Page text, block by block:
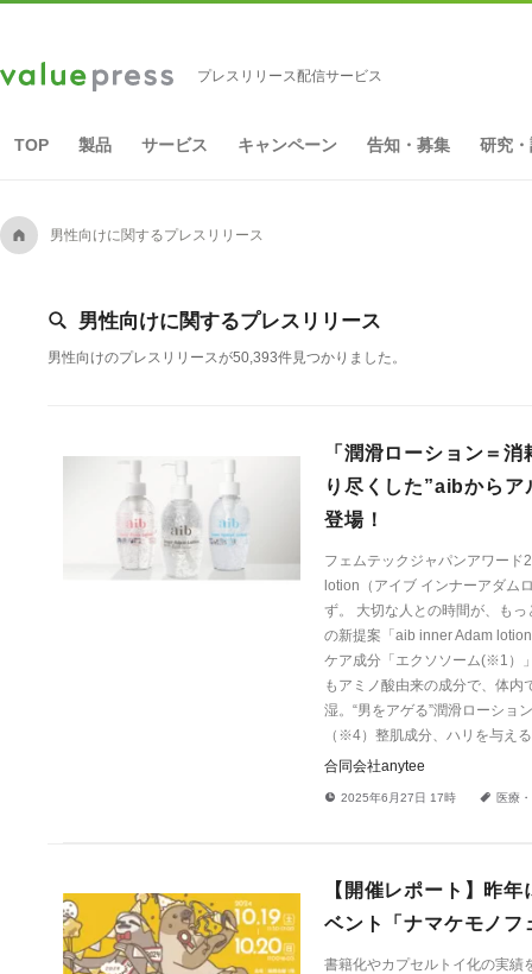
プレスリリース配信サービス
TOP 製品 サービス キャンペーン 告知・募集 研究
A 男性向けに関するプレスリリース
[ 男性向けに関するプレスリリース
男性向けのプレスリリースが50,393件見つかりました。
「潤滑ローション＝
り尽くした”aibから
登場！
フェムテックジャパンアワー
lotion（アイブ インナーアダム
ず。 大切な人との時間が、も
の新提案「aib inner Adam
ケア成分「エクソソーム(※1）
もアミノ酸由来の成分で、体
湿。“男をアゲる”潤滑ローシ
（※4）整肌成分、ハリを与える
合同会社anytee
! 2025年6月27日 17時 a 医療
【開催レポート】昨
ベント「ナマケモノ
書籍化やカプセルトイ化の実績